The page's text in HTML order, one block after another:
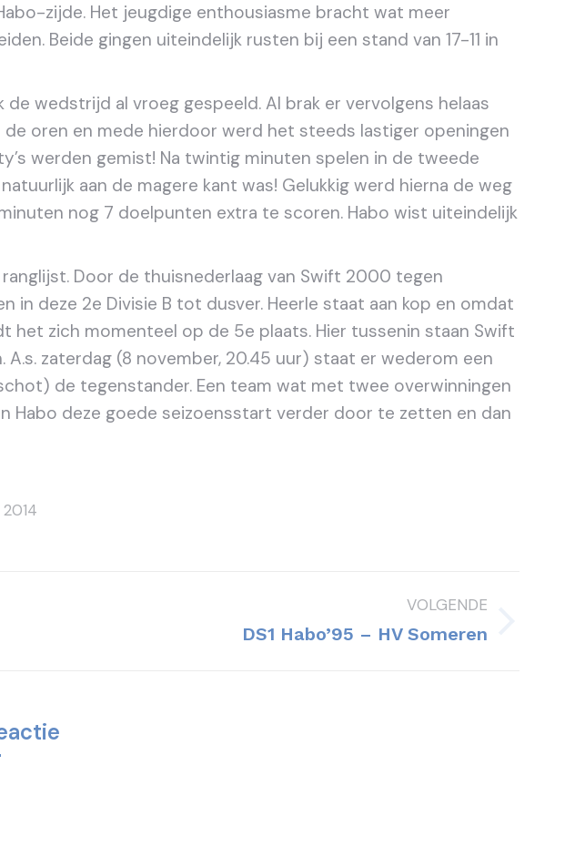
zijde. Het jeugdige enthousiasme bracht wat meer
Beide gingen uiteindelijk rusten bij een stand van 17-11 in
wedstrijd al vroeg gespeeld. Al brak er vervolgens helaas
oren en mede hierdoor werd het steeds lastiger openingen
werden gemist! Na twintig minuten spelen in de tweede
aan de magere kant was! Gelukkig werd hierna de weg
nog 7 doelpunten extra te scoren. Habo wist uiteindelijk
Door de thuisnederlaag van Swift 2000 tegen
deze 2e Divisie B tot dusver. Heerle staat aan kop en omdat
zich momenteel op de 5e plaats. Hier tussenin staan Swift
A.s. zaterdag (8 november, 20.45 uur) staat er wederom een
de tegenstander. Een team wat met twee overwinningen
Habo deze goede seizoensstart verder door te zetten en dan
VOLGENDE
DS1 Habo’95 – HV Someren